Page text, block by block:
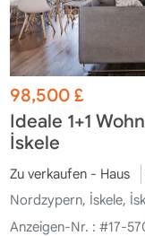
98,500£
Ideale 1+1
İskele
Zu verkaufen - Haus
Nordzypern, İskele,
Anzeigen-Nr. : #17-